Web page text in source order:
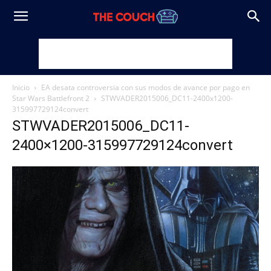
Inicio
EA desata controversia con sus modos de avance por pago en
Star Wars Battlefront 2
STWVADER2015006_DC11-2400x1200-
315997729124convert
STWVADER2015006_DC11-
2400×1200-315997729124convert